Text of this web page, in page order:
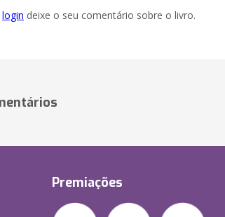
login deixe o seu comentário sobre o livro.
Premiações